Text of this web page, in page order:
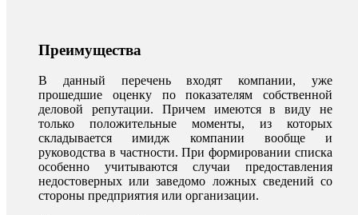
Преимущества
В данный перечень входят компании, уже
прошедшие оценку по показателям собственной
деловой репутации. Причем имеются в виду не
только положительные моменты, из которых
складывается имидж компании вообще и
руководства в частности. При формировании списка
особенно учитываются случаи предоставления
недостоверных или заведомо ложных сведений со
стороны предприятия или организации.